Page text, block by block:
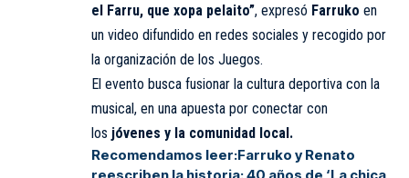
el Farru, que xopa pelaito”, expresó Farruko en
un video difundido en redes sociales y recogido por
la organización de los Juegos.
El evento busca fusionar la cultura deportiva con la
musical, en una apuesta por conectar con
los jóvenes y la comunidad local.
Recomendamos leer:Farruko y Renato
reescriben la historia: 40 años de ‘La chica